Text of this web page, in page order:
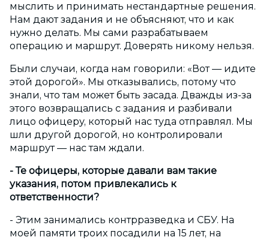
мыслить и принимать нестандартные решения.
Нам дают задания и не объясняют, что и как
нужно делать. Мы сами разрабатываем
операцию и маршрут. Доверять никому нельзя.
Были случаи, когда нам говорили: «Вот — идите
этой дорогой». Мы отказывались, потому что
знали, что там может быть засада. Дважды из-за
этого возвращались с задания и разбивали
лицо офицеру, который нас туда отправлял. Мы
шли другой дорогой, но контролировали
маршрут — нас там ждали.
- Те офицеры, которые давали вам такие
указания, потом привлекались к
ответственности?
- Этим занимались контрразведка и СБУ. На
моей памяти троих посадили на 15 лет, на